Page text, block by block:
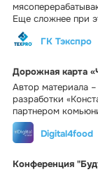
Еще сложнее при
ГК Тэкспро
Дорожная карта
Автор материала
разработки
партнером
Digital4food
Конференция